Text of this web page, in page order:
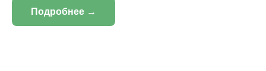
Подробнее →